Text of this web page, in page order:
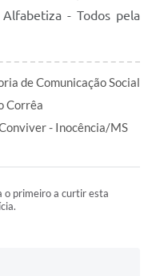
- Todos pela
de Comunicação Social
Corrêa
- Inocência/MS
o primeiro a curtir esta